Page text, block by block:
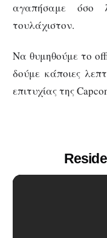
αγαπήσαμε όσο
τουλάχιστον.
Να θυμηθούμε το
δούμε κάποιες
επιτυχίας της